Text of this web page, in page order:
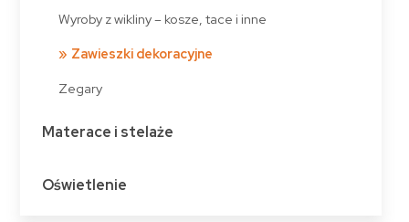
Wyroby z wikliny – kosze, tace i inne
Zawieszki dekoracyjne
Zegary
Materace i stelaże
Oświetlenie